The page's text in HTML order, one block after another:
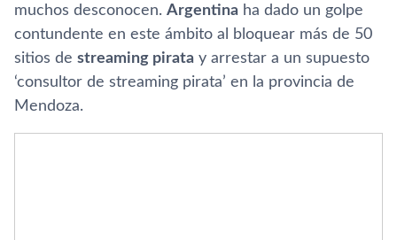
muchos desconocen. Argentina ha dado un golpe
contundente en este ámbito al bloquear más de 50
sitios de streaming pirata y arrestar a un supuesto
‘consultor de streaming pirata’ en la provincia de
Mendoza.